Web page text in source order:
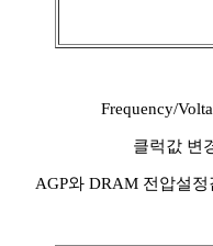
Frequency/
클럭값 변
AGP와 DRAM 전압설